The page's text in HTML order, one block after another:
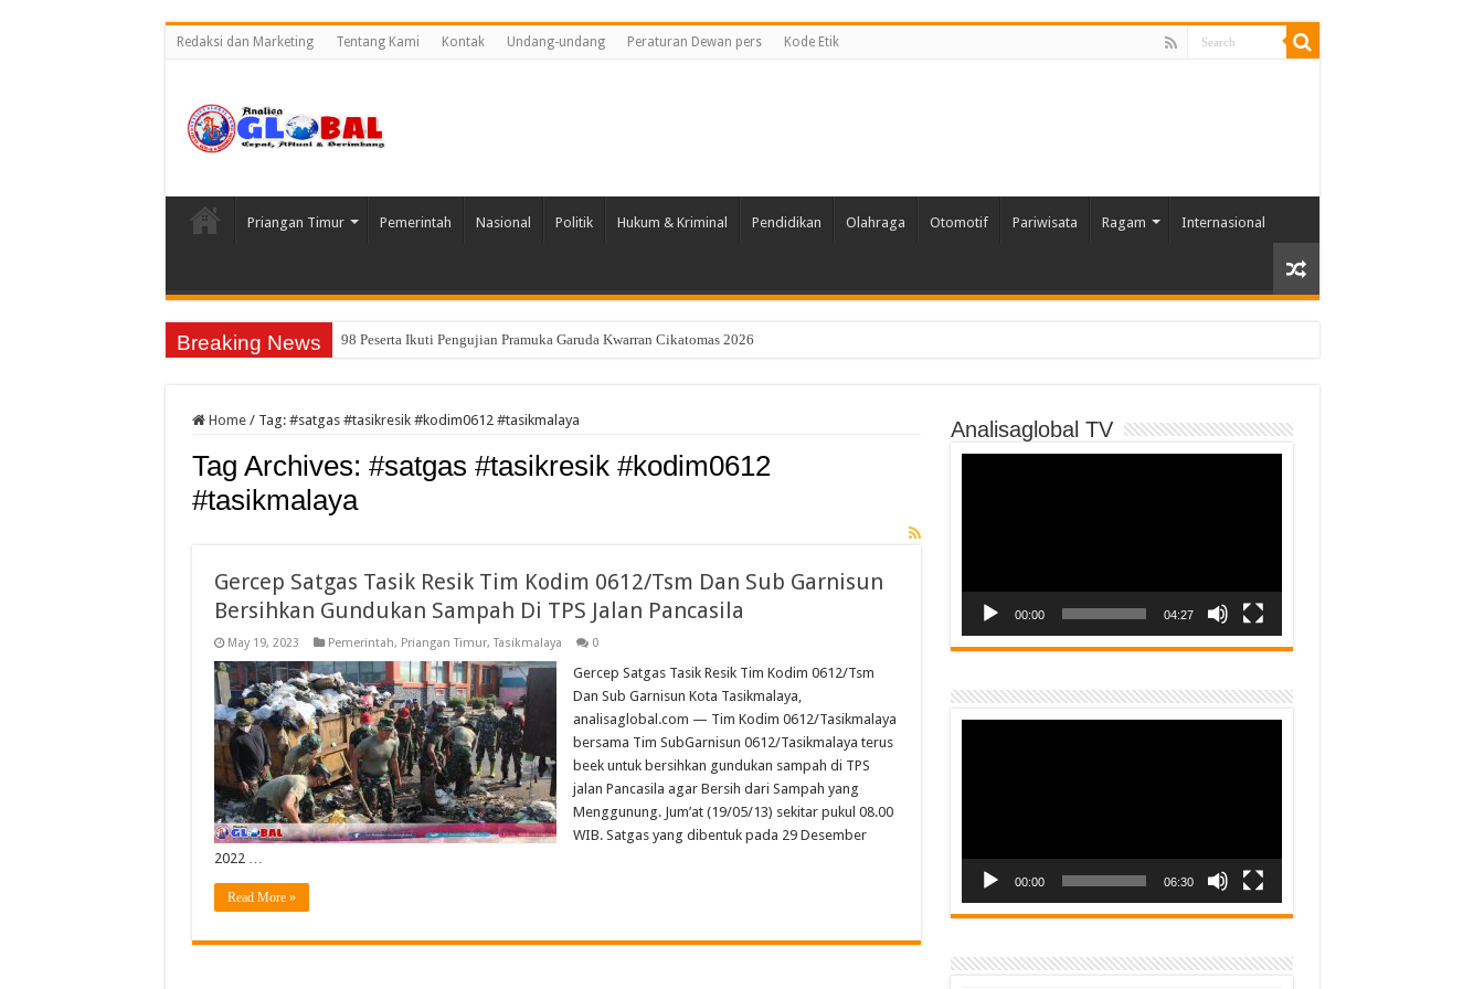
Redaksi dan Marketing Tentang Kami Kontak Undang-undang Peraturan Dewan pers Kode Etik
Priangan Timur Pemerintah Nasional Politik Hukum & Kriminal Pendidikan Olahraga Otomotif Pariwisata Ragam Internasional
Breaking News 98 Peserta Ikuti Pengujian Pramuka Garuda Kwarran Cikatomas 2026
Gempa Magnitudo 5,3 Guncang Perairan Selatan Pangandaran, Getaran Terasa Sampai Tasikmalaya
Home / Tag: #satgas #tasikresik #kodim0612 #tasikmalaya
Tag Archives: #satgas #tasikresik #kodim0612
#tasikmalaya
Gercep Satgas Tasik Resik Tim Kodim 0612/Tsm Dan Sub Garnisun
Bersihkan Gundukan Sampah Di TPS Jalan Pancasila
May 19, 2023 Pemerintah, Priangan Timur,Tasikmalaya 0
Gercep Satgas Tasik Resik Tim Kodim 0612/Tsm
Dan Sub Garnisun Kota Tasikmalaya,
analisaglobal.com — Tim Kodim 0612/Tasikmalaya
bersama Tim SubGarnisun 0612/Tasikmalaya terus
beek untuk bersihkan gundukan sampah di TPS
jalan Pancasila agar Bersih dari Sampah yang
Menggunung. Jum’at (19/05/13) sekitar pukul 08.00
WIB. Satgas yang dibentuk pada 29 Desember
2022 …
Read More »
Analisaglobal TV
00:00 04:27
00:00 06:30